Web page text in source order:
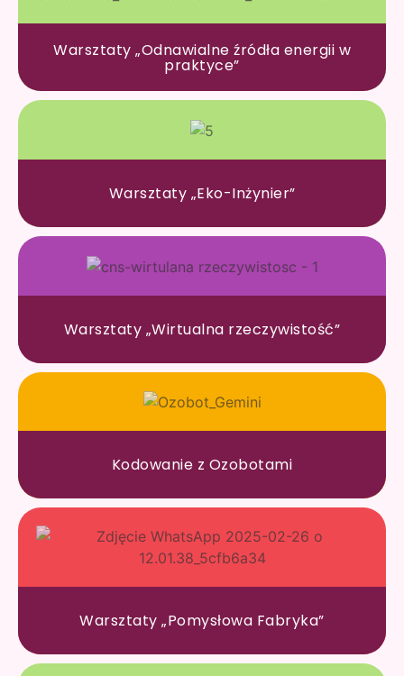
Warsztaty „Odnawialne źródła energii w
praktyce”
Warsztaty „Eko-Inżynier”
Warsztaty „Wirtualna rzeczywistość”
Kodowanie z Ozobotami
Warsztaty „Pomysłowa Fabryka”